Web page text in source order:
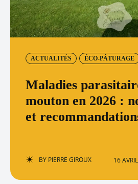
ACTUALITÉS ÉCO-PÂTURAGE
Maladies
mouton en 2026 :
et
BY PIERRE GIROUX 16